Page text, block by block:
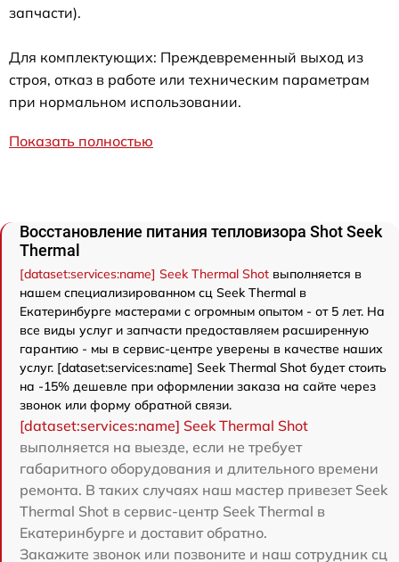
запчасти).
Для комплектующих: Преждевременный выход из
строя, отказ в работе или техническим параметрам
при нормальном использовании.
Показать полностью
Восстановление питания тепловизора Shot Seek
Thermal
[dataset:services:name] Seek Thermal Shot выполняется в
нашем специализированном сц Seek Thermal в
Екатеринбурге мастерами с огромным опытом - от 5 лет. На
все виды услуг и запчасти предоставляем расширенную
гарантию - мы в сервис-центре уверены в качестве наших
услуг. [dataset:services:name] Seek Thermal Shot будет стоить
на -15% дешевле при оформлении заказа на сайте через
звонок или форму обратной связи.
[dataset:services:name] Seek Thermal Shot
выполняется на выезде, если не требует
габаритного оборудования и длительного времени
ремонта. В таких случаях наш мастер привезет Seek
Thermal Shot в сервис-центр Seek Thermal в
Екатеринбурге и доставит обратно.
Закажите звонок или позвоните и наш сотрудник сц